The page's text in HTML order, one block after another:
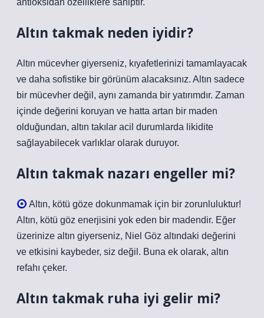
antioksidan özelliklere sahiptir.
Altın takmak neden iyidir?
Altın mücevher giyerseniz, kıyafetlerinizi tamamlayacak
ve daha sofistike bir görünüm alacaksınız. Altın sadece
bir mücevher değil, aynı zamanda bir yatırımdır. Zaman
içinde değerini koruyan ve hatta artan bir maden
olduğundan, altın takılar acil durumlarda likidite
sağlayabilecek varlıklar olarak duruyor.
Altın takmak nazarı engeller mi?
Altın, kötü göze dokunmamak için bir zorunluluktur!
Altın, kötü göz enerjisini yok eden bir madendir. Eğer
üzerinize altın giyerseniz, Niel Göz altındaki değerini
ve etkisini kaybeder, siz değil. Buna ek olarak, altın
refahı çeker.
Altın takmak ruha iyi gelir mi?